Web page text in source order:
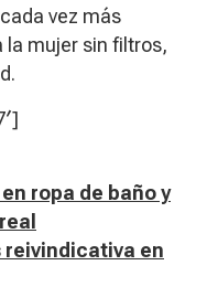
vez más
mujer sin filtros,
ropa de baño y
reivindicativa en